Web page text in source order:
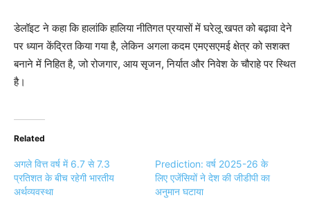
डेलॉइट ने कहा कि हालांकि हालिया नीतिगत प्रयासों में घरेलू खपत को बढ़ावा देने
पर ध्यान केंद्रित किया गया है, लेकिन अगला कदम एमएसएमई क्षेत्र को सशक्त
बनाने में निहित है, जो रोजगार, आय सृजन, निर्यात और निवेश के चौराहे पर स्थित
है।
Related
अगले वित्त वर्ष में 6.7 से 7.3
प्रतिशत के बीच रहेगी भारतीय
अर्थव्यवस्था
Prediction: वर्ष 2025-26 के
लिए एजेंसियों ने देश की जीडीपी का
अनुमान घटाया